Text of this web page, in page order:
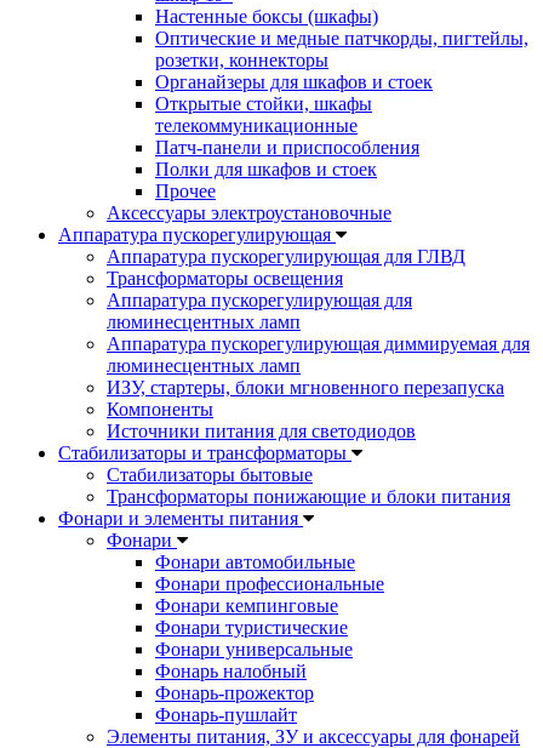
Настенные боксы (шкафы)
Оптические и медные патчкорды, пигтейлы,
розетки, коннекторы
Органайзеры для шкафов и стоек
Открытые стойки, шкафы
телекоммуникационные
Патч-панели и приспособления
Полки для шкафов и стоек
Прочее
Аксессуары электроустановочные
Аппаратура пускорегулирующая
Аппаратура пускорегулирующая для ГЛВД
Трансформаторы освещения
Аппаратура пускорегулирующая для
люминесцентных ламп
Аппаратура пускорегулирующая диммируемая для
люминесцентных ламп
ИЗУ, стартеры, блоки мгновенного перезапуска
Компоненты
Источники питания для светодиодов
Стабилизаторы и трансформаторы
Стабилизаторы бытовые
Трансформаторы понижающие и блоки питания
Фонари и элементы питания
Фонари
Фонари автомобильные
Фонари профессиональные
Фонари кемпинговые
Фонари туристические
Фонари универсальные
Фонарь налобный
Фонарь-прожектор
Фонарь-пушлайт
Элементы питания, ЗУ и аксессуары для фонарей